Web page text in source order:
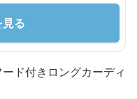
る
ド付きロングカーディ